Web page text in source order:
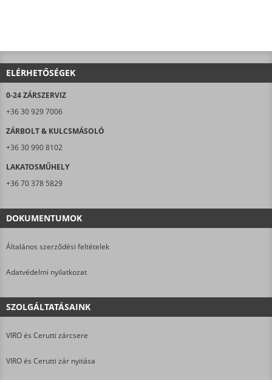
ELÉRHETŐSÉGEK
0-24 ZÁRSZERVIZ
+36 30 929 7006
ZÁRBOLT & KULCSMÁSOLÓ
+36 30 990 8102
LAKATOSMŰHELY
+36 70 378 5829
DOKUMENTUMOK
Általános szerződési feltételek
Adatvédelmi nyilatkozat
SZOLGÁLTATÁSAINK
VIRO és Cerutti zárcsere
VIRO és Cerutti zár nyitása